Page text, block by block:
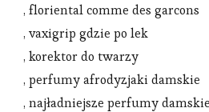
, floriental comme des garcons
, vaxigrip gdzie po lek
, korektor do twarzy
, perfumy afrodyzjaki damskie
, najładniejsze perfumy